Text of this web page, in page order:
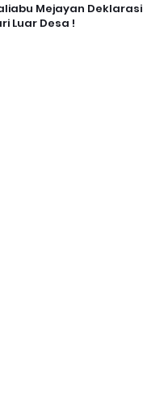
Mejayan Deklarasi
Luar Desa !